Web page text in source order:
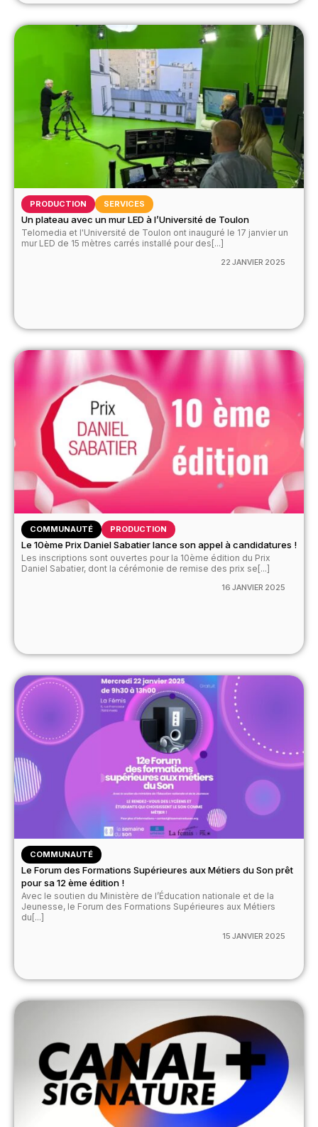
PRODUCTION SERVICES
Un plateau avec un mur LED à l’Université de Toulon
Telomedia et l'Université de Toulon ont inauguré le 17 janvier un
mur LED de 15 mètres carrés installé pour des[...]
22 JANVIER 2025
COMMUNAUTÉ PRODUCTION
Le 10ème Prix Daniel Sabatier lance son appel à candidatures !
Les inscriptions sont ouvertes pour la 10ème édition du Prix
Daniel Sabatier, dont la cérémonie de remise des prix se[...]
16 JANVIER 2025
COMMUNAUTÉ
Le Forum des Formations Supérieures aux Métiers du Son prêt
pour sa 12 ème édition !
Avec le soutien du Ministère de l’Éducation nationale et de la
Jeunesse, le Forum des Formations Supérieures aux Métiers
du[...]
15 JANVIER 2025